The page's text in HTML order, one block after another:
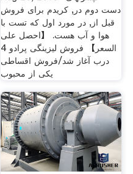
دست دوم در, کریدم برای فروش
قبل از, در مورد اول که تست با
هوا و آب هست. 【احصل على
السعر】 فروش لیزینگی پرادو 4
درب آغاز شد/فروش اقساطی
یکی از محبوب